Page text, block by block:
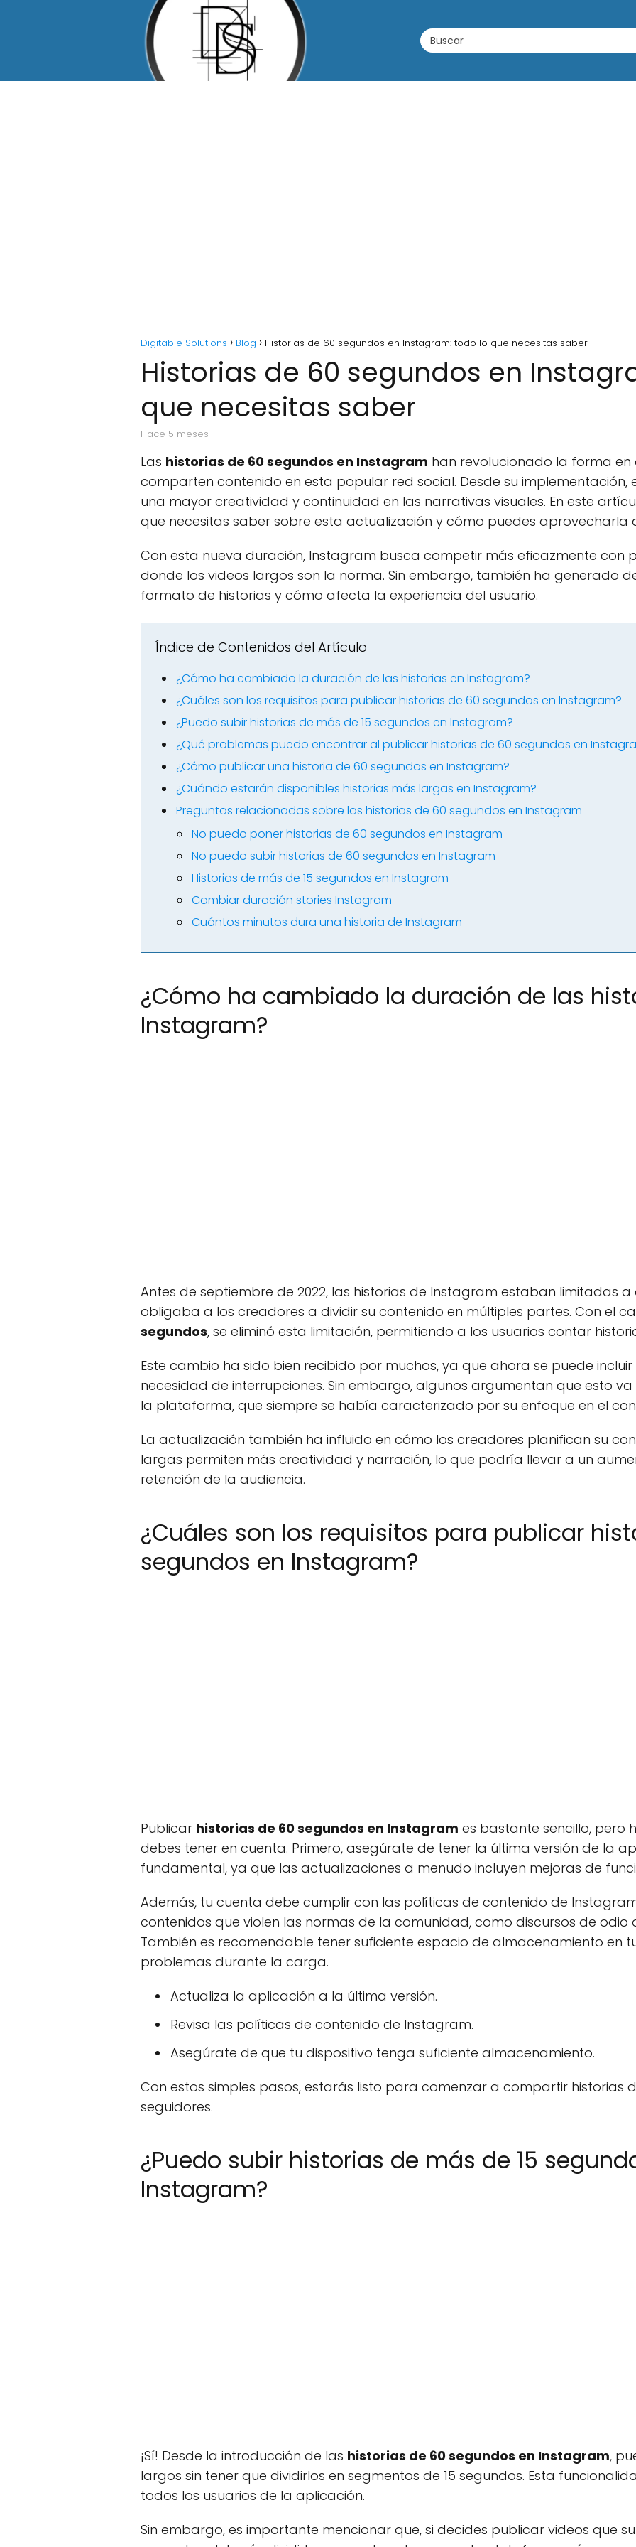
Digitable Solutions Blog Historias de 60 segundos en Instagram: todo lo que necesitas saber
Historias de 60 segundos en
que necesitas saber
hace 5 meses
Las historias de 60 segundos en Instagram han revolucionado la forma en
comparten contenido en esta popular red social. Desde su implementación,
una mayor creatividad y continuidad en las narrativas visuales. En este
que necesitas saber sobre esta actualización y cómo puedes aprovecharla
Con esta nueva duración, Instagram busca competir más eficazmente con
donde los videos largos son la norma. Sin embargo, también ha generado
formato de historias y cómo afecta la experiencia del usuario.
Índice de Contenidos del Artículo
¿Cómo ha cambiado la duración de las historias en Instagram?
¿Cuáles son los requisitos para publicar historias de 60 segundos en Instagram?
¿Puedo subir historias de más de 15 segundos en Instagram?
¿Qué problemas puedo encontrar al publicar historias de 60 segundos en
¿Cómo publicar una historia de 60 segundos en Instagram?
¿Cuándo estarán disponibles historias más largas en Instagram?
Preguntas relacionadas sobre las historias de 60 segundos en Instagram
No puedo poner historias de 60 segundos en Instagram
No puedo subir historias de 60 segundos en Instagram
Historias de más de 15 segundos en Instagram
Cambiar duración stories Instagram
Cuántos minutos dura una historia de Instagram
¿Cómo ha cambiado la duración de las
Instagram?
Antes de septiembre de 2022, las historias de Instagram estaban limitadas a
obligaba a los creadores a dividir su contenido en múltiples partes. Con el
segundos, se eliminó esta limitación, permitiendo a los usuarios contar
Este cambio ha sido bien recibido por muchos, ya que ahora se puede
necesidad de interrupciones. Sin embargo, algunos argumentan que esto
la plataforma, que siempre se había caracterizado por su enfoque en el
La actualización también ha influido en cómo los creadores planifican su
largas permiten más creatividad y narración, lo que podría llevar a un
retención de la audiencia.
¿Cuáles son los requisitos para publicar
segundos en Instagram?
Publicar historias de 60 segundos en Instagram es bastante sencillo, pero
debes tener en cuenta. Primero, asegúrate de tener la última versión de la
fundamental, ya que las actualizaciones a menudo incluyen mejoras de
Además, tu cuenta debe cumplir con las políticas de contenido de
contenidos que violen las normas de la comunidad, como discursos de
También es recomendable tener suficiente espacio de almacenamiento en
problemas durante la carga.
Actualiza la aplicación a la última versión.
Revisa las políticas de contenido de Instagram.
Asegúrate de que tu dispositivo tenga suficiente almacenamiento.
Con estos simples pasos, estarás listo para comenzar a compartir historias
seguidores.
¿Puedo subir historias de más de 15
Instagram?
¡Sí! Desde la introducción de las historias de 60 segundos en Instagram,
largos sin tener que dividirlos en segmentos de 15 segundos. Esta
todos los usuarios de la aplicación.
Sin embargo, es importante mencionar que, si decides publicar videos que